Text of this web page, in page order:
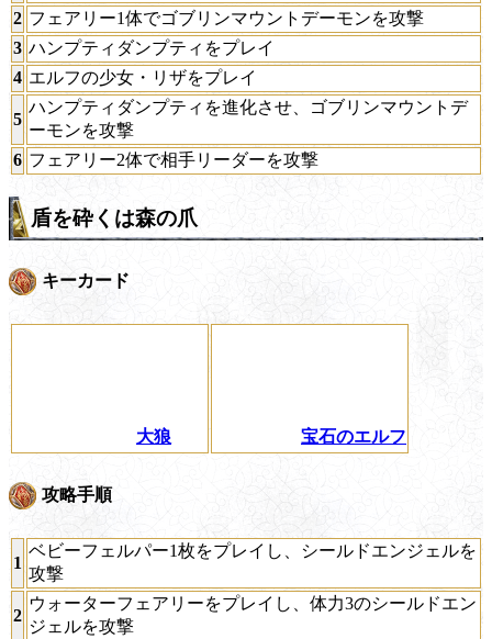
2 フェアリー1体でゴブリンマウントデーモンを攻撃
3 ハンプティダンプティをプレイ
4 エルフの少女・リザをプレイ
5
ハンプティダンプティを進化させ、ゴブリンマウントデ
ーモンを攻撃
6 フェアリー2体で相手リーダーを攻撃
盾を砕くは森の爪
キーカード
大狼 宝石のエルフ
攻略手順
1
ベビーフェルパー1枚をプレイし、シールドエンジェルを
攻撃
2
ウォーターフェアリーをプレイし、体力3のシールドエン
ジェルを攻撃